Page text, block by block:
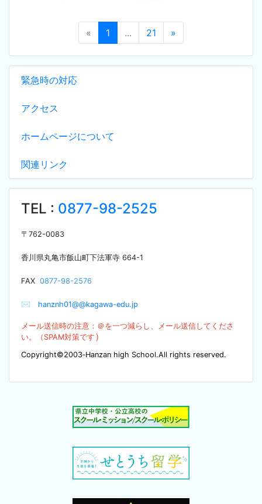
緊急時の対応
アクセス
ホームページについて
関連リンク
TEL : 0877-98-2525
〒 762-0083
香川県丸亀市飯山町下法軍寺 664-1
FAX 0877-98-2576
✉ hanznh01@@kagawa-edu.jp
メール送信時の注意：＠を一つ減らし、メール送信してくださ
い。（SPAM対策です ）
Copyright©2003‐Hanzan high School.All rights reserved.
« 1 ... 21 »